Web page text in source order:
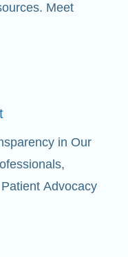
Meet
in Our
Advocacy